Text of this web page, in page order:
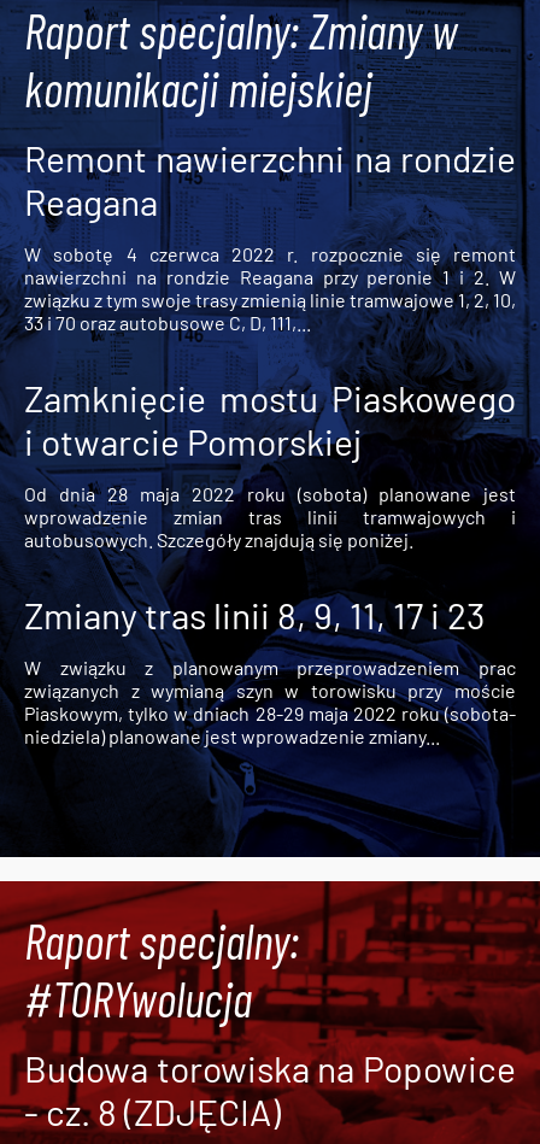
Raport specjalny: Zmiany w
komunikacji miejskiej
Remont nawierzchni na rondzie
Reagana
W sobotę 4 czerwca 2022 r. rozpocznie się remont
nawierzchni na rondzie Reagana przy peronie 1 i 2. W
związku z tym swoje trasy zmienią linie tramwajowe 1, 2, 10,
33 i 70 oraz autobusowe C, D, 111,...
Zamknięcie mostu Piaskowego
i otwarcie Pomorskiej
Od dnia 28 maja 2022 roku (sobota) planowane jest
wprowadzenie zmian tras linii tramwajowych i
autobusowych. Szczegóły znajdują się poniżej.
Zmiany tras linii 8, 9, 11, 17 i 23
W związku z planowanym przeprowadzeniem prac
związanych z wymianą szyn w torowisku przy moście
Piaskowym, tylko w dniach 28-29 maja 2022 roku (sobota-
niedziela) planowane jest wprowadzenie zmiany...
Raport specjalny:
#TORYwolucja
Budowa torowiska na Popowice
- cz. 8 (ZDJĘCIA)